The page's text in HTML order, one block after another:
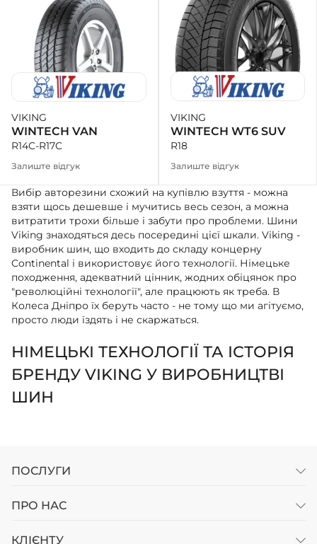
VIKING
WINTECH VAN
R14C-R17C
Залиште відгук
VIKING
WINTECH WT6 SUV
R18
Залиште відгук
Вибір авторезини схожий на купівлю взуття - можна
взяти щось дешевше і мучитись весь сезон, а можна
витратити трохи більше і забути про проблеми. Шини
Viking знаходяться десь посередині цієї шкали. Viking -
виробник шин, що входить до складу концерну
Continental і використовує його технології. Німецьке
походження, адекватний цінник, жодних обіцянок про
"революційні технології", але працюють як треба. В
Колеса Дніпро їх беруть часто - не тому що ми агітуємо,
просто люди їздять і не скаржаться.
НІМЕЦЬКІ ТЕХНОЛОГІЇ ТА ІСТОРІЯ
БРЕНДУ VIKING У ВИРОБНИЦТВІ
ШИН
альтернатива преміальним лінійкам. Логіка проста: не
кожному потрібні топові характеристики, але якість
Технологічний процес ідентичний флагманським
ПОСЛУГИ
ПРО НАС
КЛІЄНТУ